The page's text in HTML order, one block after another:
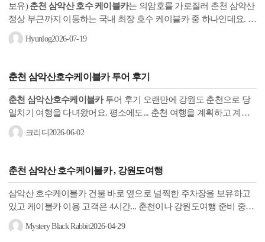
보유)춘천 삼악산 호수 케이블카는 의암호를 가로질러 춘천 삼악산
정상 부근까지 이동하는 국내 최장 호수 케이블카 중 하나인데요. 케
이블카를 타는 동안 춘천 시내와 의암호, 삼악산의 풍경을 한눈에...
Hyunlog2026-07-19
춘천 삼악산호수케이블카투어 후기
춘천 삼악산호수케이블카투어 후기 오랜만에 강원도 춘천으로 당
일치기 여행을 다녀왔어요. 평소에도... 춘천 여행을 계획하고 계신
다면 삼악산호수케이블카를 중심으로 코스를 구성해 보시는 것도
좋을 것...
크리디2026-06-02
춘천 삼악산 호수케이블카, 강원도여행
삼악산 호수케이블카 건물 바로 옆으로 널찍한 주차장을 보유하고
있고 케이블카 이용 고객은 4시간... 춘천이나 강원도여행 준비 중이
면춘천 삼악산 호수케이블카
Mystery Black Rabbit2026-04-29